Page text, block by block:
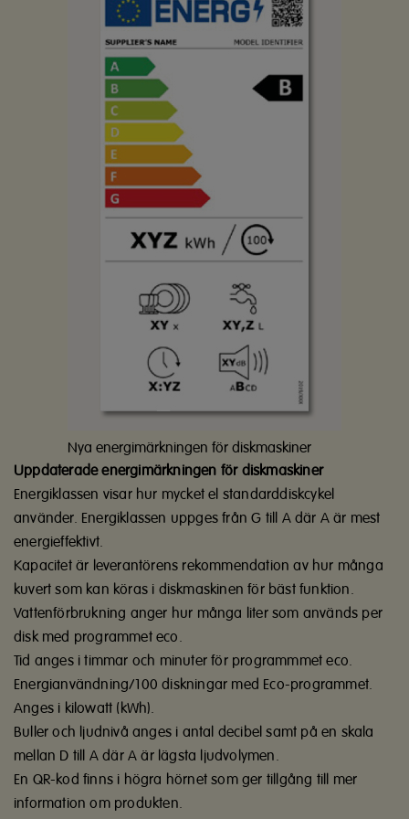
Nya energimärkningen för diskmaskiner
Uppdaterade energimärkningen för diskmaskiner
Energiklassen visar hur mycket el standarddiskcykel
använder. Energiklassen uppges från G till A där A är mest
energieffektivt.
Kapacitet är leverantörens rekommendation av hur många
kuvert som kan köras i diskmaskinen för bäst funktion.
Vattenförbrukning anger hur många liter som används per
disk med programmet eco.
Tid anges i timmar och minuter för programmmet eco.
Energianvändning/100 diskningar med Eco-programmet.
Anges i kilowatt (kWh).
Buller och ljudnivå anges i antal decibel samt på en skala
mellan D till A där A är lägsta ljudvolymen.
En QR-kod finns i högra hörnet som ger tillgång till mer
information om produkten.